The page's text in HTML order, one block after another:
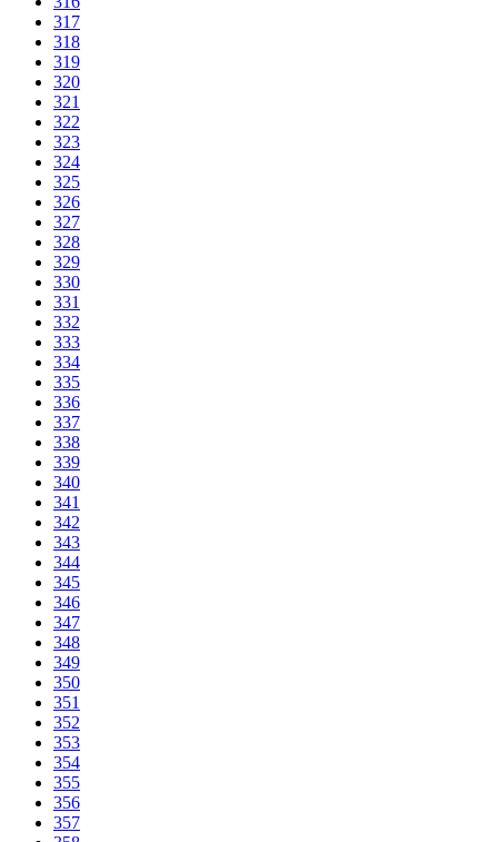
317
318
319
320
321
322
323
324
325
326
327
328
329
330
331
332
333
334
335
336
337
338
339
340
341
342
343
344
345
346
347
348
349
350
351
352
353
354
355
356
357